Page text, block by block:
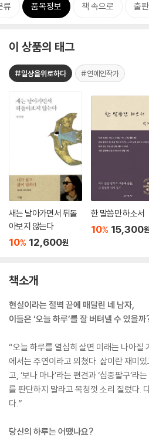
류 품목정보 책 속으로 출
이 상품의 태그
#일상을위로하다 #연예인작가
새는 날아가면서 뒤돌
아보지 않는다
10% 12,600원
한 말씀만 하소서
10% 15,300원
책소개
현실이라는 절벽 끝에 매달린 네 남자,
이들은 ‘오늘 하루’를 잘 버텨낼 수 있을까
“오늘 하루를 열심히 살면 미래는 나아질
에서는 주연이라고 외쳤다. 삶이란 재미
고, ‘보나 마나’라는 편견과 ‘십중팔구’라
를 판단하지 말라고 목청껏 소리 질렀다.
다.”
당신의 하루는 어땠나요?